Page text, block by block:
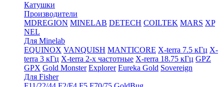
Катушки
Производители
MDREGION MINELAB DETECH COILTEK MARS XP
NEL
Для Minelab
EQUINOX VANQUISH MANTICORE X-terra 7.5 кГц X-
terra 3 кГц X-terra 2-х частотные X-rerra 18.75 кГц GPZ
GPX Gold Monster Explorer Eureka Gold Sovereign
Для Fisher